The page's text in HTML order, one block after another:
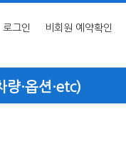
로그인 비회원 예약확인
량·옵션·etc)